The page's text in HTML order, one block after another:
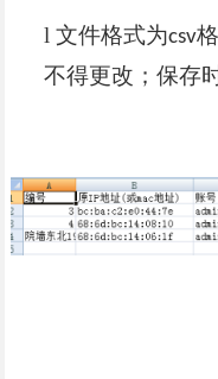
l 文件格式为csv
不得更改；保存